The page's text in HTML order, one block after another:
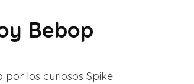
Bebop
los curiosos Spike